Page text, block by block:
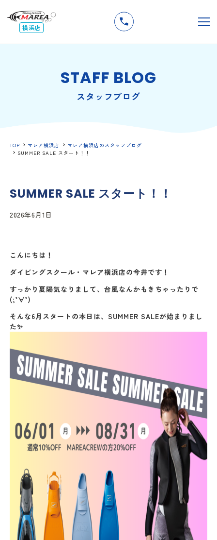
横浜店
STAFF BLOG
スタッフブログ
TOP マレア横浜店
マレア横浜店のスタッフブログ
SUMMER SALE スタート！！
SUMMER SALE スタート！！
2026年6月1日
こんにちは！
ダイビングスクール・マレア横浜店の今井です！
すっかり夏陽気なりまして、台風なんかもきちゃったりで
(;’∀’)
そんな6月スタートの本日は、SUMMER SALEが始まりまし
た✨